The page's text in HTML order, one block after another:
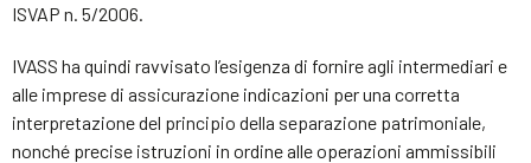
ISVAP n. 5/2006.
IVASS ha quindi ravvisato l’esigenza di fornire agli intermediari e
alle imprese di assicurazione indicazioni per una corretta
interpretazione del principio della separazione patrimoniale,
nonché precise istruzioni in ordine alle operazioni ammissibili